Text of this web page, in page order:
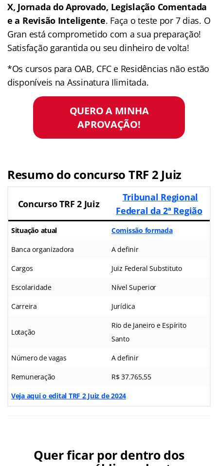
X, Jornada do Aprovado, Legislação Comentada
e a Revisão Inteligente. Faça o teste por 7 dias. O
Gran está comprometido com a sua preparação!
Satisfação garantida ou seu dinheiro de volta!
*Os cursos para OAB, CFC e Residências não estão
disponíveis na Assinatura Ilimitada.
QUERO A MINHA
APROVAÇÃO!
Resumo do concurso TRF 2 Juiz
Concurso TRF 2 Juiz
Tribunal Regional
Federal da 2ª Região
Situação atual Comissão formada
Banca organizadora A definir
Cargos Juiz Federal Substituto
Escolaridade Nível Superior
Carreira Jurídica
Lotação
Rio de Janeiro e Espírito
Santo
Número de vagas A definir
Remuneração R$ 37.765,55
Veja aqui o edital TRF 2 Juiz de 2024
Quer ficar por dentro dos